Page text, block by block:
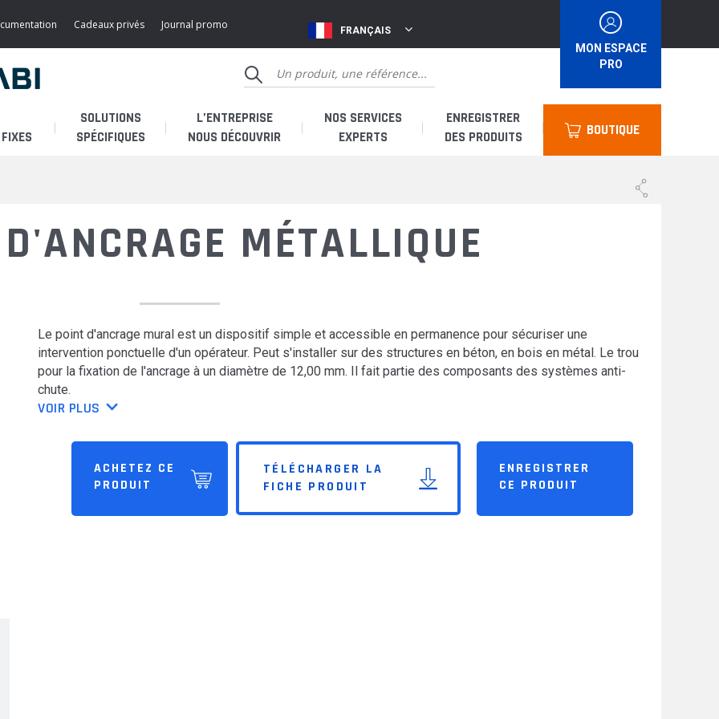
MON ESPACE
PRO
FRANÇAIS
Cadeaux privés Journal promo
SOLUTIONS
SPÉCIFIQUES
L’ENTREPRISE
NOUS DÉCOUVRIR
Histoire
SAV & accessoires
NOS SERVICES
EXPERTS
Je suis un loueur
SAV & Accessoires
ENREGISTRER
DES PRODUITS
BOUTIQUE
MÉTALLIQUE
Le point d'ancrage mural est un dispositif simple et accessible en permanence pour sécuriser une
intervention ponctuelle d'un opérateur. Peut s'installer sur des structures en béton, en bois en métal. Le trou
pour la fixation de l'ancrage à un diamètre de 12,00 mm. Il fait partie des composants des systèmes anti-
chute.
VOIR PLUS
ENREGISTRER
CE PRODUIT
TÉLÉCHARGER LA
FICHE PRODUIT
ACHETEZ CE
PRODUIT